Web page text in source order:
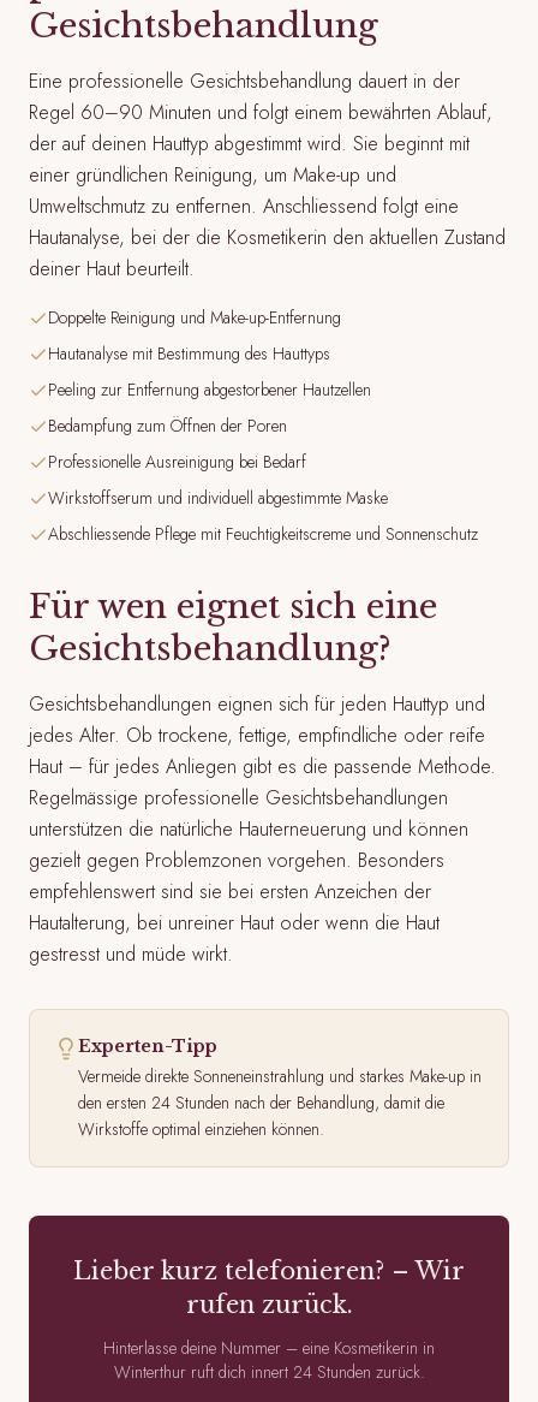
Gesichtsbehandlung
Eine professionelle Gesichtsbehandlung dauert in der
Regel 60–90 Minuten und folgt einem bewährten Ablauf,
der auf deinen Hauttyp abgestimmt wird. Sie beginnt mit
einer gründlichen Reinigung, um Make-up und
Umweltschmutz zu entfernen. Anschliessend folgt eine
Hautanalyse, bei der die Kosmetikerin den aktuellen Zustand
deiner Haut beurteilt.
Doppelte Reinigung und Make-up-Entfernung
Hautanalyse mit Bestimmung des Hauttyps
Peeling zur Entfernung abgestorbener Hautzellen
Bedampfung zum Öffnen der Poren
Professionelle Ausreinigung bei Bedarf
Wirkstoffserum und individuell abgestimmte Maske
Abschliessende Pflege mit Feuchtigkeitscreme und Sonnenschutz
Für wen eignet sich eine
Gesichtsbehandlung?
Gesichtsbehandlungen eignen sich für jeden Hauttyp und
jedes Alter. Ob trockene, fettige, empfindliche oder reife
Haut – für jedes Anliegen gibt es die passende Methode.
Regelmässige professionelle Gesichtsbehandlungen
unterstützen die natürliche Hauterneuerung und können
gezielt gegen Problemzonen vorgehen. Besonders
empfehlenswert sind sie bei ersten Anzeichen der
Hautalterung, bei unreiner Haut oder wenn die Haut
gestresst und müde wirkt.
Experten-Tipp
Vermeide direkte Sonneneinstrahlung und starkes Make-up in
den ersten 24 Stunden nach der Behandlung, damit die
Wirkstoffe optimal einziehen können.
Lieber kurz telefonieren? – Wir
rufen zurück.
Hinterlasse deine Nummer – eine Kosmetikerin in
Winterthur ruft dich innert 24 Stunden zurück.